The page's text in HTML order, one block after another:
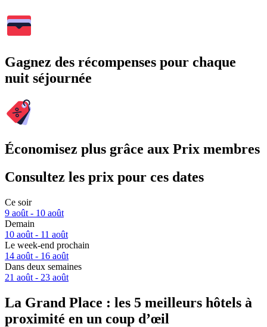
Gagnez des récompenses pour chaque
nuit séjournée
Économisez plus grâce aux Prix membres
Consultez les prix pour ces dates
Ce soir
9 août - 10 août
Demain
10 août - 11 août
Le week-end prochain
14 août - 16 août
Dans deux semaines
21 août - 23 août
La Grand Place : les 5 meilleurs hôtels à
proximité en un coup d’œil